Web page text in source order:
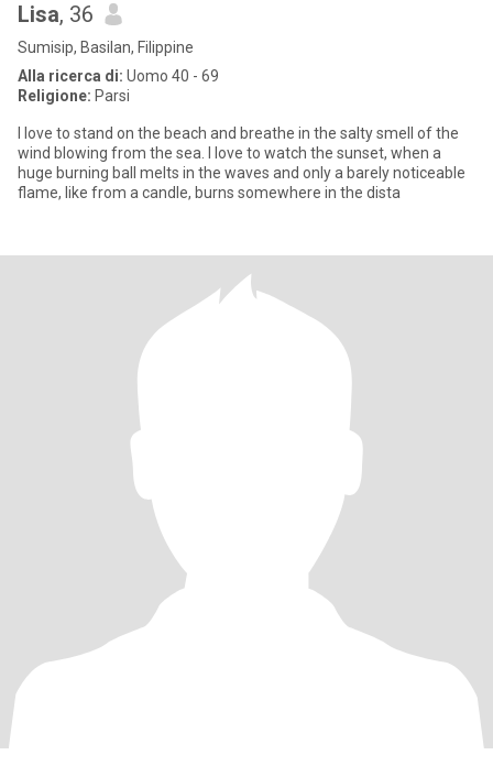
Lisa, 36
Sumisip, Basilan, Filippine
Alla ricerca di: Uomo 40 - 69
Religione: Parsi
I love to stand on the beach and breathe in the salty smell of the
wind blowing from the sea. I love to watch the sunset, when a
huge burning ball melts in the waves and only a barely noticeable
flame, like from a candle, burns somewhere in the dista